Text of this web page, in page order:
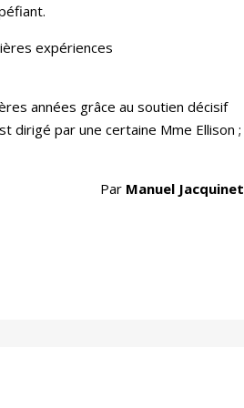
expériences
années grâce au soutien décisif
dirigé par une certaine Mme Ellison ;
Par Manuel Jacquinet